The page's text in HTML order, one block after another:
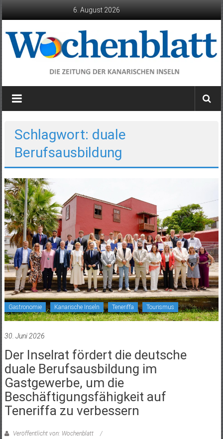
6. August 2026
Wochenblatt
die
Kanarischen
Inseln
Schlagwort: duale
Berufsausbildung
Gastronomie Kanarische Inseln Teneriffa Tourismus
30. Juni 2026
Der Inselrat fördert die deutsche
duale Berufsausbildung im
Gastgewerbe, um die
Beschäftigungsfähigkeit auf
Teneriffa zu verbessern
Veröffentlicht von: Wochenblatt